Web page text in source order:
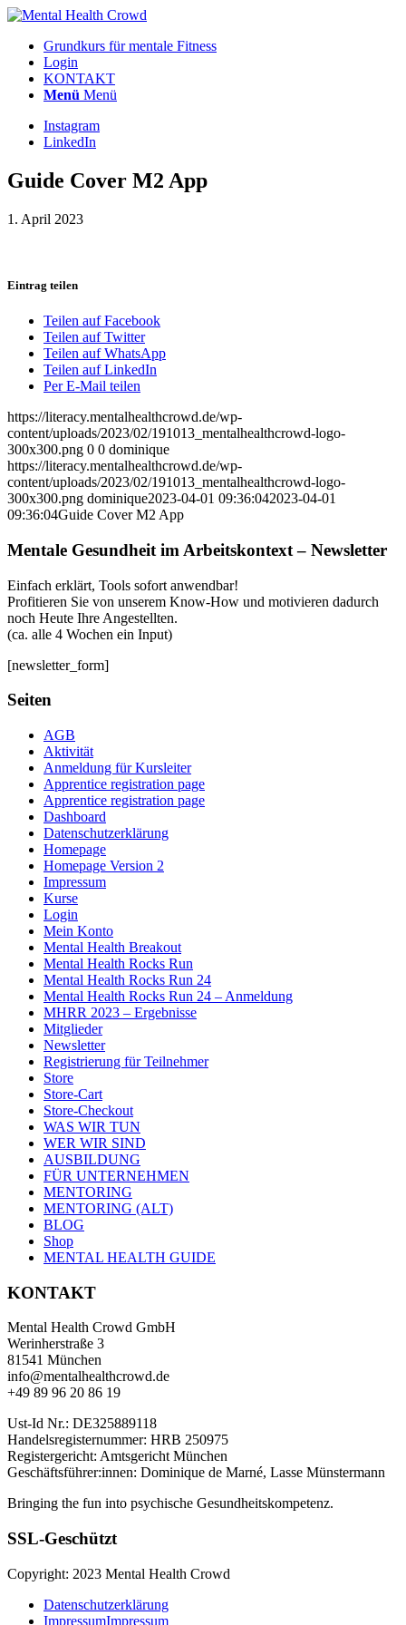
Grundkurs für mentale Fitness
Login
KONTAKT
Menü Menü
Instagram
LinkedIn
Guide Cover M2 App
1. April 2023
Eintrag teilen
Teilen auf Facebook
Teilen auf Twitter
Teilen auf WhatsApp
Teilen auf LinkedIn
Per E-Mail teilen
https://literacy.mentalhealthcrowd.de/wp-
content/uploads/2023/02/191013_mentalhealthcrowd-logo-
300x300.png 0 0 dominique
https://literacy.mentalhealthcrowd.de/wp-
content/uploads/2023/02/191013_mentalhealthcrowd-logo-
300x300.png dominique2023-04-01 09:36:042023-04-01
09:36:04Guide Cover M2 App
Mentale Gesundheit im Arbeitskontext – Newsletter
Einfach erklärt, Tools sofort anwendbar!
Profitieren Sie von unserem Know-How und motivieren dadurch
noch Heute Ihre Angestellten.
(ca. alle 4 Wochen ein Input)
[newsletter_form]
Seiten
AGB
Aktivität
Anmeldung für Kursleiter
Apprentice registration page
Apprentice registration page
Dashboard
Datenschutzerklärung
Homepage
Homepage Version 2
Impressum
Kurse
Login
Mein Konto
Mental Health Breakout
Mental Health Rocks Run
Mental Health Rocks Run 24
Mental Health Rocks Run 24 – Anmeldung
MHRR 2023 – Ergebnisse
Mitglieder
Newsletter
Registrierung für Teilnehmer
Store
Store-Cart
Store-Checkout
WAS WIR TUN
WER WIR SIND
AUSBILDUNG
FÜR UNTERNEHMEN
MENTORING
MENTORING (ALT)
BLOG
Shop
MENTAL HEALTH GUIDE
KONTAKT
Mental Health Crowd GmbH
Werinherstraße 3
81541 München
info@mentalhealthcrowd.de
+49 89 96 20 86 19
Ust-Id Nr.: DE325889118
Handelsregisternummer: HRB 250975
Registergericht: Amtsgericht München
Geschäftsführer:innen: Dominique de Marné, Lasse Münstermann
Bringing the fun into psychische Gesundheitskompetenz.
SSL-Geschützt
Copyright: 2023 Mental Health Crowd
Datenschutzerklärung
ImpressumImpressum